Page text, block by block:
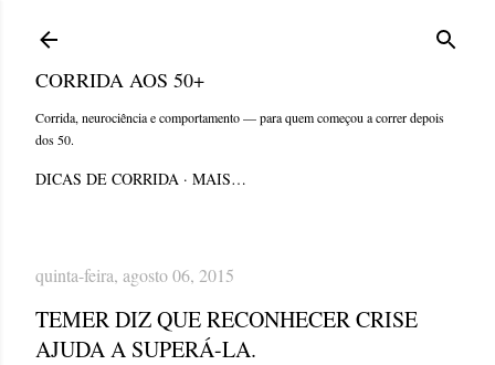
CORRIDA AOS 50+
Corrida, neurociência e comportamento — para quem começou a correr depois
dos 50.
DICAS DE CORRIDA MAIS…
quinta-feira, agosto 06, 2015
TEMER DIZ QUE RECONHECER CRISE
AJUDA A SUPERÁ-LA.